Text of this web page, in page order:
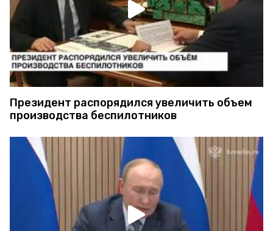
Президент распорядился увеличить объем
производства беспилотников